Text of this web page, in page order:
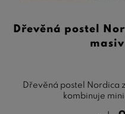
Dřevěná postel
Dřevěná postel Nordica
kombinuje